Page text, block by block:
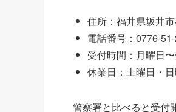
住所：福井県坂井
電話番号：0776-
受付時間：月曜日
休業日：土曜日・
警察署と比べると受付